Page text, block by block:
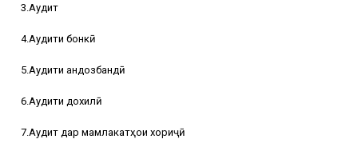
3.Аудит
4.Аудити бонкӣ
5.Аудити андозбандӣ
6.Аудити дохилӣ
7.Аудит дар мамлакатҳои хориҷӣ